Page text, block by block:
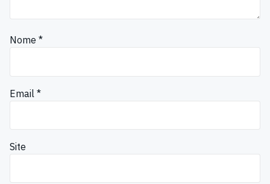
Nome *
Email *
Site